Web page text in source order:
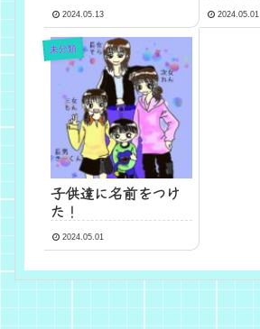
2024.05.13 2024.05.01
未分類
子供達に名前をつけ
た！
2024.05.01